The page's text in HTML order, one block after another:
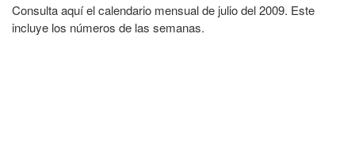
Consulta aquí el calendario mensual de julio del 2009. Este
incluye los números de las semanas.